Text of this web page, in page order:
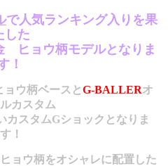
で人気ランキング入りを果
した
ヒョウ柄モデルとなりま
！
ウ柄ベースとG-BALLERオ
カスタム
カスタムGショックとなりま
す！
ョウ柄をオシャレに配置した